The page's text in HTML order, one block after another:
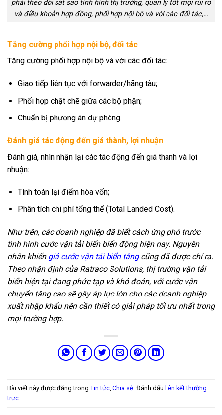
phải theo dõi sát sao tình hình thị trường, quản lý tốt mọi rủi ro
và điều khoản hợp đồng, phối hợp nội bộ và với các đối tác,…
Tăng cường phối hợp nội bộ, đối tác
Tăng cường phối hợp nội bộ và với các đối tác:
Giao tiếp liên tục với forwarder/hãng tàu;
Phối hợp chặt chẽ giữa các bộ phận;
Chuẩn bị phương án dự phòng.
Đánh giá tác động đến giá thành, lợi nhuận
Đánh giá, nhìn nhận lại các tác động đến giá thành và lợi
nhuận:
Tính toán lại điểm hòa vốn;
Phân tích chi phí tổng thể (Total Landed Cost).
Như trên, các doanh nghiệp đã biết cách ứng phó trước
tình hình cước vận tải biển biến động hiện nay. Nguyên
nhân khiến giá cước vận tải biển tăngcũng đã được chỉ ra.
Theo nhận định của Ratraco Solutions, thị trường vận tải
biển hiện tại đang phức tạp và khó đoán, với cước vận
chuyển tăng cao sẽ gây áp lực lớn cho các doanh nghiệp
xuất nhập khẩu nên cần thiết có giải pháp tối ưu nhất trong
mọi trường hợp.
Bài viết này được đăng trong Tin tức Chia sẻ . Đánh dấu liên kết thường
trực